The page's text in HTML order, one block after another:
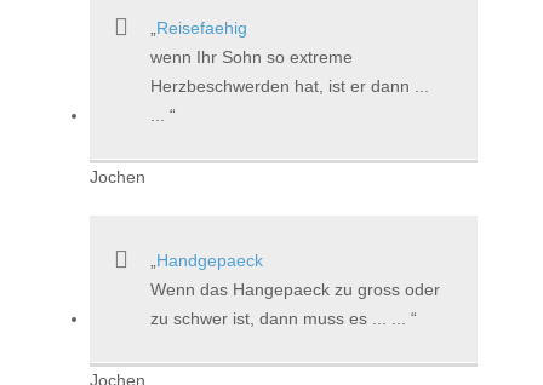
Reisefaehig
wenn Ihr Sohn so extreme
Herzbeschwerden hat, ist er dann ...
Jochen
Handgepaeck
Wenn das Hangepaeck zu gross oder
zu schwer ist, dann muss es ... ...
Jochen